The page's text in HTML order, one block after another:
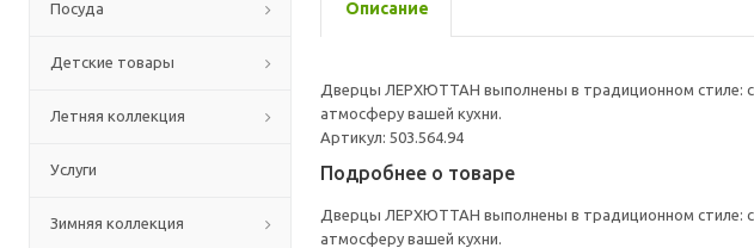
Посуда
Детские товары
Летняя коллекция
Услуги
Зимняя коллекция
Описание
Дверцы ЛЕРХЮТТАН выполнены в традиционном стиле:
атмосферу вашей кухни.
Артикул: 503.564.94
Подробнее о товаре
Дверцы ЛЕРХЮТТАН выполнены в традиционном стиле:
атмосферу вашей кухни.